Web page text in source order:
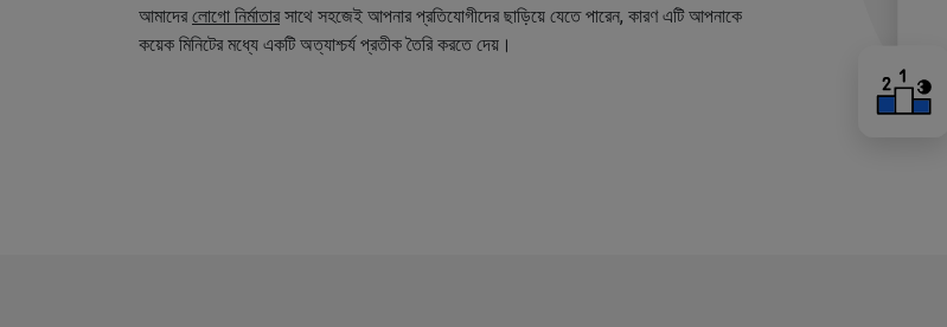
আমাদেরলোগো নির্মাতারসাথে সহজেই আপনার প্রতিযোগীদের ছাড়িয়ে যেতে পারেন, কারণ এটি আপনাকে
কয়েক মিনিটের মধ্যে একটি অত্যাশ্চর্য প্রতীক তৈরি করতে দেয়।